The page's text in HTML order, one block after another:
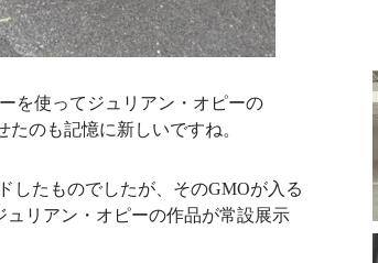
を使ってジュリアン・オピーの
たのも記憶に新しいですね。
したものでしたが、そのGMOが入る
リアン・オピーの作品が常設展示